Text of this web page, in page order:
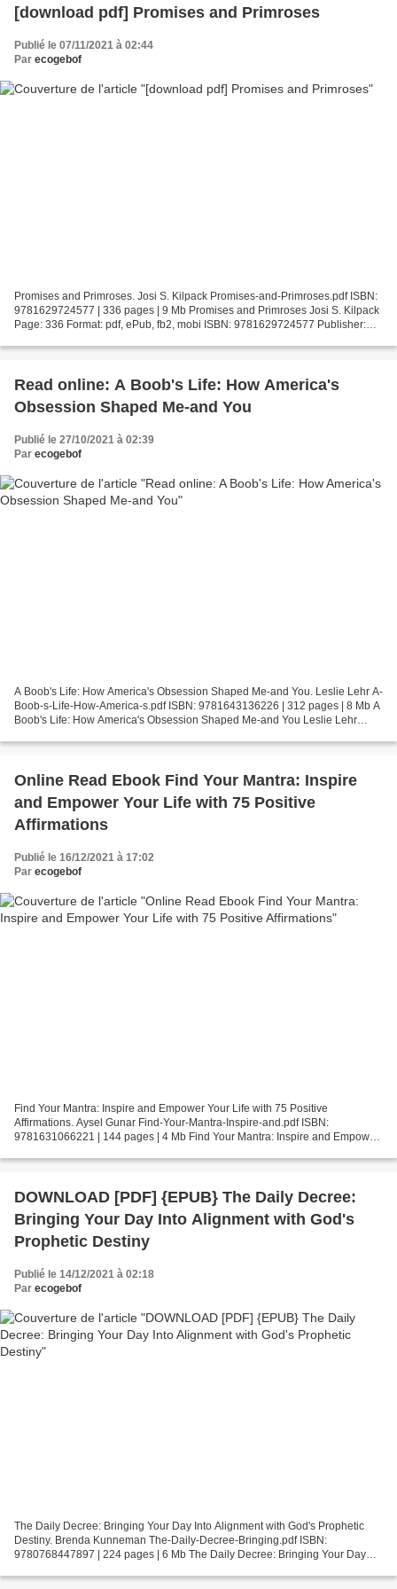
[download pdf] Promises and Primroses
Publié le 07/11/2021 à 02:44
Par ecogebof
Promises and Primroses. Josi S. Kilpack Promises-and-Primroses.pdf ISBN:
9781629724577 | 336 pages | 9 Mb Promises and Primroses Josi S. Kilpack
Page: 336 Format: pdf, ePub, fb2, mobi ISBN: 9781629724577 Publisher:
Read online: A Boob's Life: How America's
Obsession Shaped Me-and You
Publié le 27/10/2021 à 02:39
Par ecogebof
A Boob's Life: How America's Obsession Shaped Me-and You. Leslie Lehr A-
Boob-s-Life-How-America-s.pdf ISBN: 9781643136226 | 312 pages | 8 Mb A
Boob's Life: How America's Obsession Shaped Me-and You Leslie Lehr
Online Read Ebook Find Your Mantra: Inspire
and Empower Your Life with 75 Positive
Affirmations
Publié le 16/12/2021 à 17:02
Par ecogebof
Find Your Mantra: Inspire and Empower Your Life with 75 Positive
Affirmations. Aysel Gunar Find-Your-Mantra-Inspire-and.pdf ISBN:
9781631066221 | 144 pages | 4 Mb Find Your Mantra: Inspire and Empower
DOWNLOAD [PDF] {EPUB} The Daily Decree:
Bringing Your Day Into Alignment with God's
Prophetic Destiny
Publié le 14/12/2021 à 02:18
Par ecogebof
The Daily Decree: Bringing Your Day Into Alignment with God's Prophetic
Destiny. Brenda Kunneman The-Daily-Decree-Bringing.pdf ISBN:
9780768447897 | 224 pages | 6 Mb The Daily Decree: Bringing Your Day